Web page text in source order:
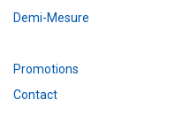
Demi-Mesure
Promotions
Contact